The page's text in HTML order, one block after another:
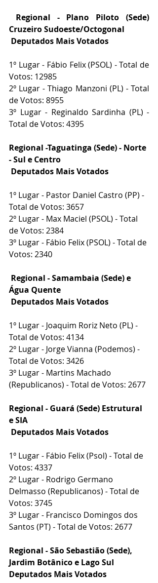
Regional - Plano Piloto (Sede)
Cruzeiro Sudoeste/Octogonal
Deputados Mais Votados
1º Lugar - Fábio Felix (PSOL) - Total de
Votos: 12985
2º Lugar - Thiago Manzoni (PL) - Total
de Votos: 8955
3º Lugar - Reginaldo Sardinha (PL) -
Total de Votos: 4395
Regional -Taguatinga (Sede) - Norte
- Sul e Centro
Deputados Mais Votados
1º Lugar - Pastor Daniel Castro (PP) -
Total de Votos: 3657
2º Lugar - Max Maciel (PSOL) - Total
de Votos: 2384
3º Lugar - Fábio Felix (PSOL) - Total de
Votos: 2340
Regional - Samambaia (Sede) e
Água Quente
Deputados Mais Votados
1º Lugar - Joaquim Roriz Neto (PL) -
Total de Votos: 4134
2º Lugar - Jorge Vianna (Podemos) -
Total de Votos: 3426
3º Lugar - Martins Machado
(Republicanos) - Total de Votos: 2677
Regional - Guará (Sede) Estrutural
e SIA
Deputados Mais Votados
1º Lugar - Fábio Felix (Psol) - Total de
Votos: 4337
2º Lugar - Rodrigo Germano
Delmasso (Republicanos) - Total de
Votos: 3745
3º Lugar - Francisco Domingos dos
Santos (PT) - Total de Votos: 2677
Regional - São Sebastião (Sede),
Jardim Botânico e Lago Sul
Deputados Mais Votados